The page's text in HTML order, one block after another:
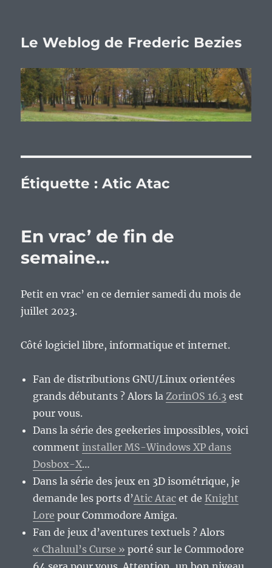
Le Weblog de Frederic Bezies
Étiquette :Atic Atac
En vrac’ de fin de
semaine…
Petit en vrac’ en ce dernier samedi du mois de
juillet 2023.
Côté logiciel libre, informatique et internet.
Fan de distributions GNU/Linux orientées
grands débutants ? Alors laZorinOS 16.3 est
pour vous.
Dans la série des geekeries impossibles, voici
commentinstaller MS-Windows XP dans
Dosbox-X…
Dans la série des jeux en 3D isométrique, je
demande les ports d’Atic Atac et de Knight
Lore pour Commodore Amiga.
Fan de jeux d’aventures textuels ? Alors
« Chaluul’s Curse » porté sur le Commodore